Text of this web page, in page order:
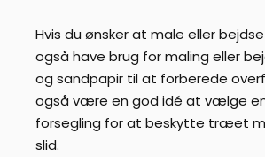
Hvis du ønsker at male eller
også have brug for maling eller
og sandpapir til at forberede
også være en god idé at vælge
forsegling for at beskytte træet
slid.